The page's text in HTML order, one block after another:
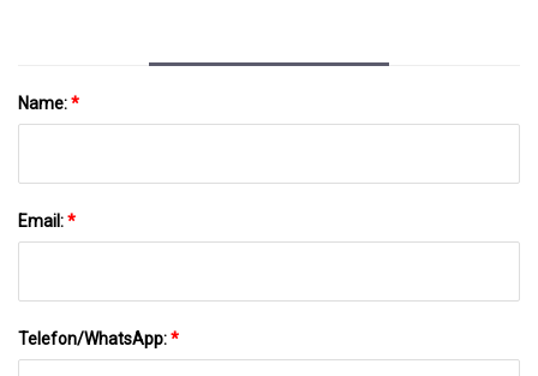
Name:*
Email:*
Telefon/WhatsApp:*